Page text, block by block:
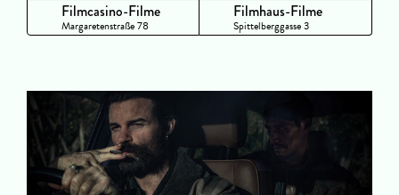
Filmcasino-Filme
Margaretenstraße 78
Filmhaus-Filme
Spittelberggasse 3